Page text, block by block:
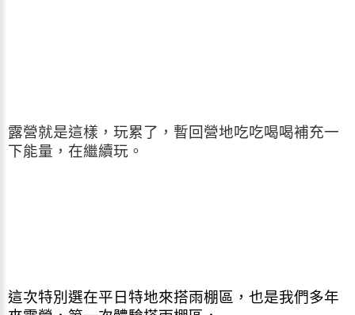
露營就是這樣，玩累了，暫回營地吃吃喝喝補充一
下能量，在繼續玩。
這次特別選在平日特地來搭雨棚區，也是我們多年